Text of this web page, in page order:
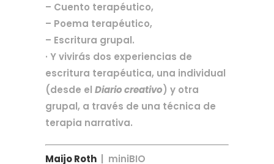
– Cuento terapéutico,
– Poema terapéutico,
– Escritura grupal.
· Y vivirás dos experiencias de
escritura terapéutica, una individual
(desde el Diario creativo) y otra
grupal, a través de una técnica de
terapia narrativa.
Maijo Roth | miniBIO